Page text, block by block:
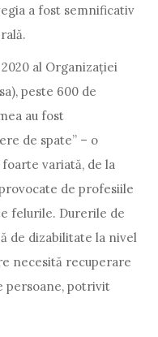
a fost semnificativ
al Organizației
peste 600 de
au fost
de spate” – o
variată, de la
de profesiile
felurile. Durerile de
de dizabilitate la nivel
necesită recuperare
persoane, potrivit